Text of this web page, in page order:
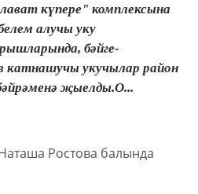
күпере" комплексына
алучы уку
бәйге-
катнашучы укучылар район
җыелды.О...